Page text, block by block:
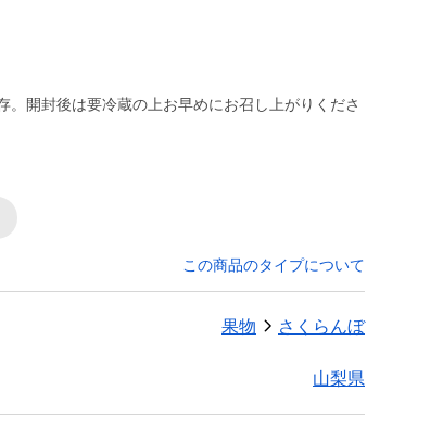
。開封後は要冷蔵の上お早めにお召し上がりくださ
この商品のタイプについて
果物 さくらんぼ
山梨県